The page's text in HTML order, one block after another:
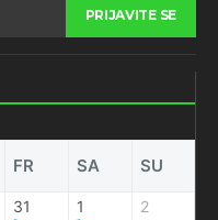
PRIJAVITE SE
FR SA SU
31 1 2